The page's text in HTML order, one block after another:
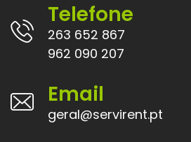
Telefone
263 652 867
962 090 207
Email
geral@servirent.pt